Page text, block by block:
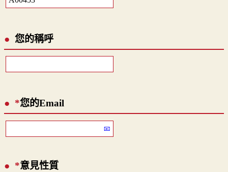
您的稱呼
*您的Email
*意見性質